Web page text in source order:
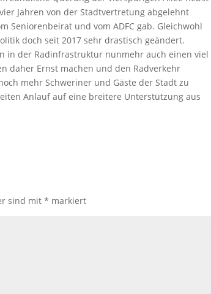
Jahren von der Stadtvertretung abgelehnt
Seniorenbeirat und vom ADFC gab. Gleichwohl
doch seit 2017 sehr drastisch geändert.
in der Radinfrastruktur nunmehr auch einen viel
daher Ernst machen und den Radverkehr
mehr Schweriner und Gäste der Stadt zu
Anlauf auf eine breitere Unterstützung aus
sind mit* markiert